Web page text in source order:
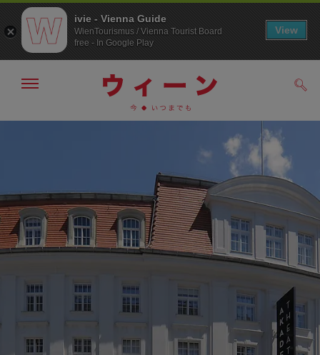
の
ト
ッ
プ
へ
メ
表
示
ivie - Vienna Guide
WienTourismus / Vienna Tourist Board
free - In Google Play
View